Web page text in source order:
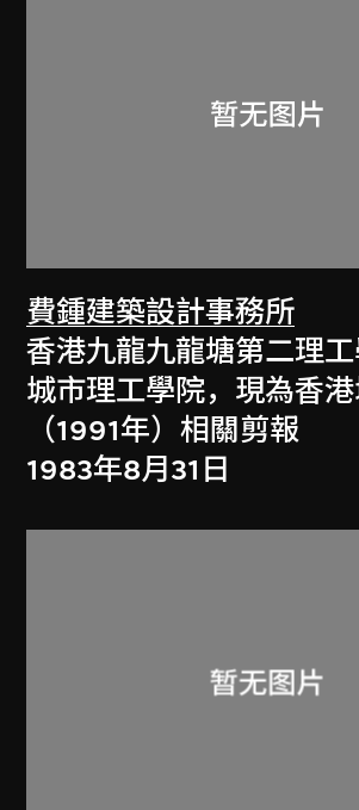
費鍾建築設計事務所
香港九龍九龍塘第二理
城市理工學院，現為香港
（1991年）相關剪報
1983年8月31日